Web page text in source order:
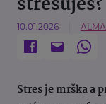
10.01.2026
Stres je mrška a